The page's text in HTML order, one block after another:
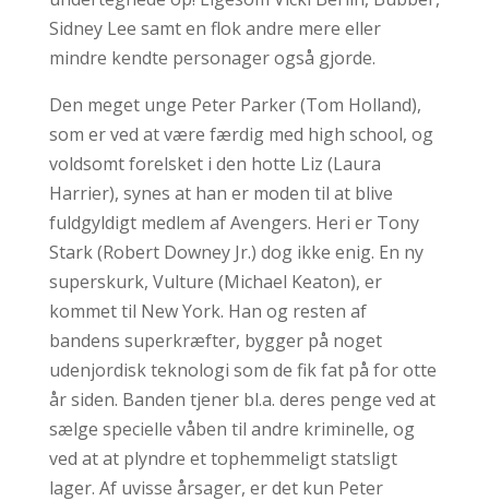
Sidney Lee samt en flok andre mere eller
mindre kendte personager også gjorde.
Den meget unge Peter Parker (Tom Holland),
som er ved at være færdig med high school, og
voldsomt forelsket i den hotte Liz (Laura
Harrier), synes at han er moden til at blive
fuldgyldigt medlem af Avengers. Heri er Tony
Stark (Robert Downey Jr.) dog ikke enig. En ny
superskurk, Vulture (Michael Keaton), er
kommet til New York. Han og resten af
bandens superkræfter, bygger på noget
udenjordisk teknologi som de fik fat på for otte
år siden. Banden tjener bl.a. deres penge ved at
sælge specielle våben til andre kriminelle, og
ved at at plyndre et tophemmeligt statsligt
lager. Af uvisse årsager, er det kun Peter